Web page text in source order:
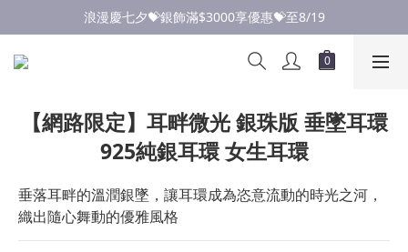
點此加入LINE✅好友領取首購優惠券
浪漫慶七夕💝銀飾滿$3000享優惠💝至8/19
點此加入LINE✅好友領取首購優惠券
【網路限定】耳畔微光 銀珠版 垂墜耳環
925純銀耳環 女生耳環
垂落耳畔的溫潤銀墜，讓耳環成為恣意流動的時光之河，
織出隨心舞動的優雅風格